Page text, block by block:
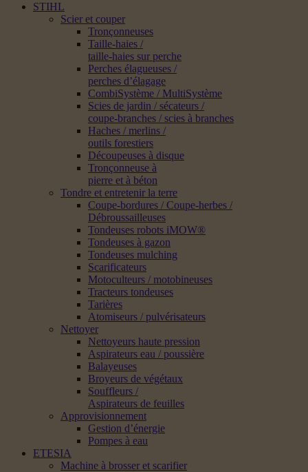
STIHL
Scier et couper
Tronçonneuses
Taille-haies /
taille-haies sur perche
Perches élagueuses /
perches d’élagage
CombiSystème / MultiSystème
Scies de jardin / sécateurs /
coupe-branches / scies à branches
Haches / merlins /
outils forestiers
Découpeuses à disque
Tronçonneuse à
pierre et à béton
Tondre et entretenir la terre
Coupe-bordures / Coupe-herbes /
Débroussailleuses
Tondeuses robots iMOW®
Tondeuses à gazon
Tondeuses mulching
Scarificateurs
Motoculteurs / motobineuses
Tracteurs tondeuses
Tarières
Atomiseurs / pulvérisateurs
Nettoyer
Nettoyeurs haute pression
Aspirateurs eau / poussière
Balayeuses
Broyeurs de végétaux
Souffleurs /
Aspirateurs de feuilles
Approvisionnement
Gestion d’énergie
Pompes à eau
ETESIA
Machine à brosser et scarifier